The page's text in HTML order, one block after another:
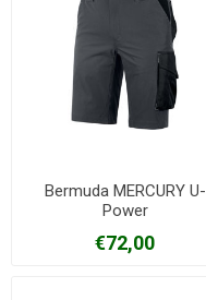
Bermuda MERCURY U-
Power
€72,00